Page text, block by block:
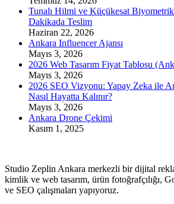
Tunalı Hilmi ve Küçükesat
Dakikada Teslim
Haziran 22, 2026
Ankara Influencer Ajansı
Mayıs 3, 2026
2026 Web Tasarım Fiyat Tablosu
Mayıs 3, 2026
2026 SEO Vizyonu: Yapay Zeka ile
Nasıl Hayatta Kalınır?
Mayıs 3, 2026
Ankara Drone Çekimi
Kasım 1, 2025
Studio Zeplin Ankara merkezli bir dijital
kimlik ve web tasarım, ürün fotoğrafçılığı,
ve SEO çalışmaları yapıyoruz.